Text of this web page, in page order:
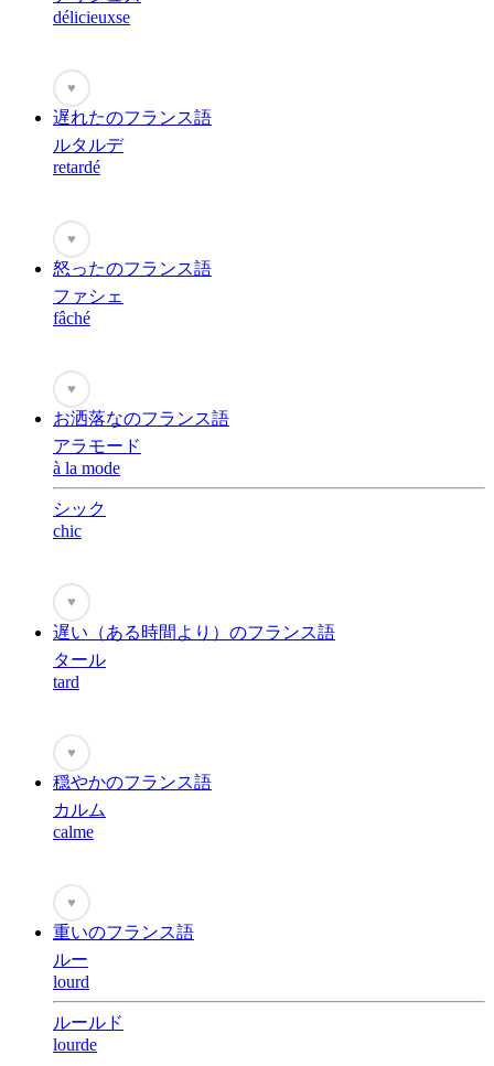
délicieuxse
♥
遅れたのフランス語
ルタルデ
retardé
♥
怒ったのフランス語
ファシェ
fâché
♥
お洒落なのフランス語
アラモード
à la mode
シック
chic
♥
遅い（ある時間より）のフランス語
タール
tard
♥
穏やかのフランス語
カルム
calme
♥
重いのフランス語
ルー
lourd
ルールド
lourde